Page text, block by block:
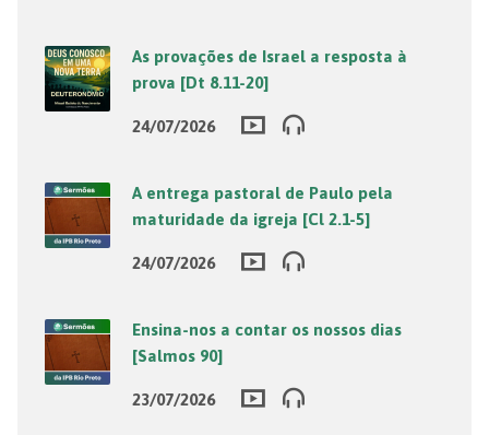
As provações de Israel a resposta à
prova [Dt 8.11-20]
24/07/2026
A entrega pastoral de Paulo pela
maturidade da igreja [Cl 2.1-5]
24/07/2026
Ensina-nos a contar os nossos dias
[Salmos 90]
23/07/2026